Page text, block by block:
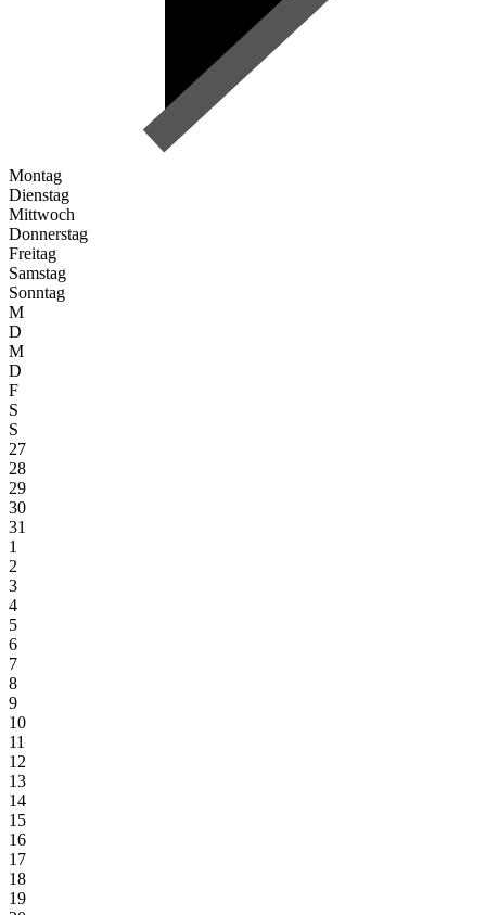
Montag
Dienstag
Mittwoch
Donnerstag
Freitag
Samstag
Sonntag
M
D
M
D
F
S
S
27
28
29
30
31
1
2
3
4
5
6
7
8
9
10
11
12
13
14
15
16
17
18
19